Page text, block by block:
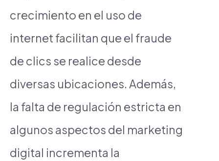
crecimiento en el uso de
internet facilitan que el fraude
de clics se realice desde
diversas ubicaciones. Además,
la falta de regulación estricta en
algunos aspectos del marketing
digital incrementa la